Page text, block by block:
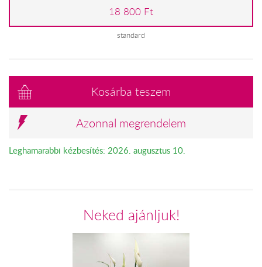
18 800 Ft
standard
Kosárba teszem
Azonnal megrendelem
Leghamarabbi kézbesítés: 2026. augusztus 10.
Neked ajánljuk!